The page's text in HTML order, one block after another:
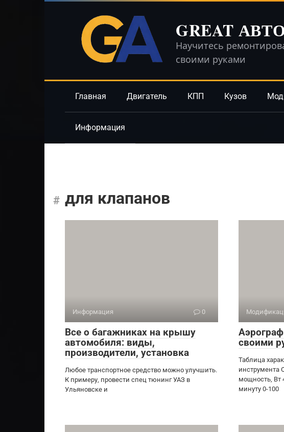
GREAT
Научитесь
своими руками
Главная Двигатель КПП Кузов
Информация
для клапанов
Информация 0
Все о багажниках на крышу
автомобиля: виды,
производители, установка
Любое транспортное средство можно улучшить.
К примеру, провести спец тюнинг УАЗ в
Ульяновске и
своими
Таблица
инструмента
мощность, Вт
минуту 0-100